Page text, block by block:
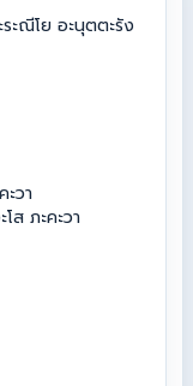
ะณีโย อะนุตตะรัง
วา
ส ภะคะวา